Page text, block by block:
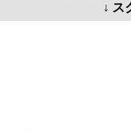
↓ ス